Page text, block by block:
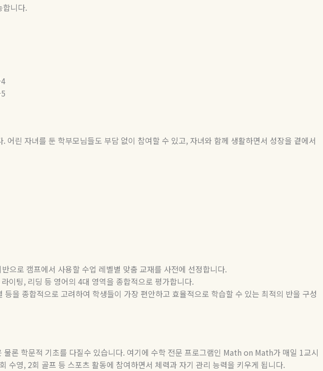
합니다.
. 어린 자녀를 둔 학부모님들도 부담 없이 참여할 수 있고, 자녀와 함께 생활하면서 성장을 곁에서
으로 캠프에서 사용할 수업 레벨별 맞춤 교재를 사전에 선정합니다.
라이팅, 리딩 등 영어의 4대 영역을 종합적으로 평가합니다.
등을 종합적으로 고려하여 학생들이 가장 편안하고 효율적으로 학습할 수 있는 최적의 반을 구성
론 학문적 기초를 다질수 있습니다. 여기에 수학 전문 프로그램인 Math on Math가 매일 1교시
회 수영, 2회 골프 등 스포츠 활동에 참여하면서 체력과 자기 관리 능력을 키우게 됩니다.